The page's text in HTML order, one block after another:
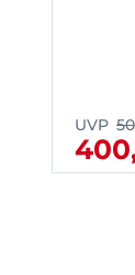
UVP